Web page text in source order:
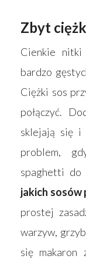
Zbyt
Cienkie nitki
bardzo
Ciężki sos
połączyć.
sklejają się i
problem,
spaghetti do
jakich sosów
prostej
warzyw,
się makaron